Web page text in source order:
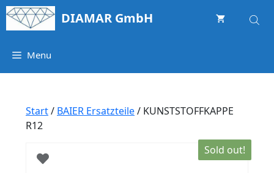
Springe
zum
DIAMAR GmbH
Menu
Start/ BAIER Ersatzteile/ KUNSTSTOFFKAPPE
R12
Sold out!